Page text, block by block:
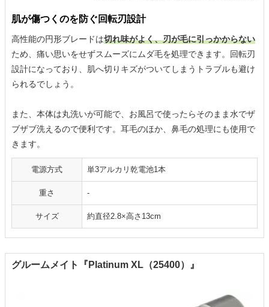
肌が傷つくのを防ぐ回転刃設計
高性能の円形ブレードは切れ味がよく、刃が毛に引っかからない
ため、痛い思いをせずスムーズにムダ毛を処理できます。回転刃
設計になっており、肌へ切りキズがついてしまうトラブルも避け
られるでしょう。
また、本体は丸洗いが可能で、お風呂で使ったらそのまま水でザ
ブザブ洗えるので便利です。耳毛のほか、鼻毛の処理にも使用で
きます。
電源方式 単3アルカリ乾電池1本
重さ -
サイズ 約直径2.8×高さ13cm
グルームメイト『Platinum XL（25400）』